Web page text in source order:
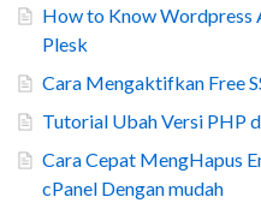
How to Know Wordpress
Plesk
Cara Mengaktifkan Free
Tutorial Ubah Versi PHP
Cara Cepat MengHapus
cPanel Dengan mudah